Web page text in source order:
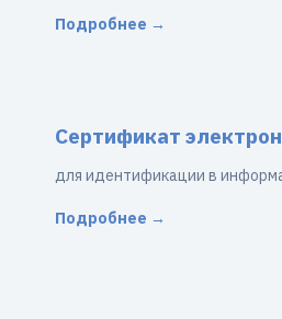
Подробнее →
Сертификат
для идентификации в
Подробнее →